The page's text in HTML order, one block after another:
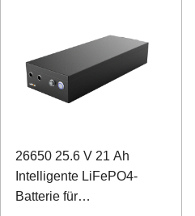
26650 25.6 V 21 Ah
Intelligente LiFePO4-
Batterie für